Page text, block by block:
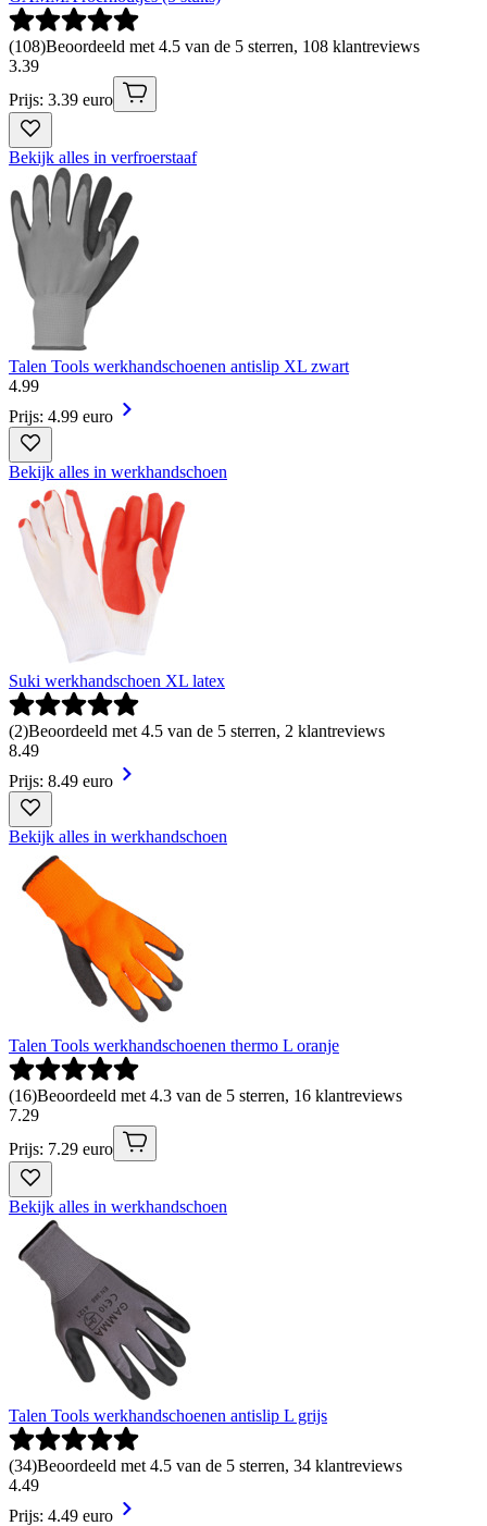
(108)Beoordeeld met 4.5 van de 5 sterren, 108 klantreviews
3.39
Prijs: 3.39 euro
Bekijk alles in verfroerstaaf
Talen Tools werkhandschoenen antislip XL zwart
4.99
Prijs: 4.99 euro
Bekijk alles in werkhandschoen
Suki werkhandschoen XL latex
(2)Beoordeeld met 4.5 van de 5 sterren, 2 klantreviews
8.49
Prijs: 8.49 euro
Bekijk alles in werkhandschoen
Talen Tools werkhandschoenen thermo L oranje
(16)Beoordeeld met 4.3 van de 5 sterren, 16 klantreviews
7.29
Prijs: 7.29 euro
Bekijk alles in werkhandschoen
Talen Tools werkhandschoenen antislip L grijs
(34)Beoordeeld met 4.5 van de 5 sterren, 34 klantreviews
4.49
Prijs: 4.49 euro